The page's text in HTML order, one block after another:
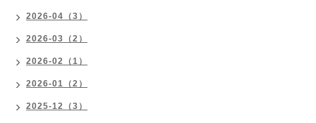
2026-04（3）
2026-03（2）
2026-02（1）
2026-01（2）
2025-12（3）